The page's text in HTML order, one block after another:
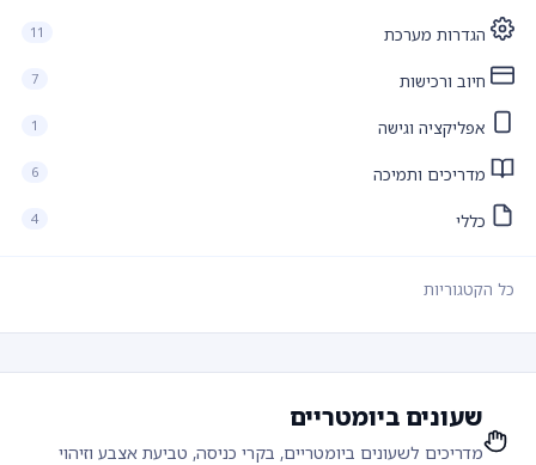
הגדרות מערכת 11
חיוב ורכישות 7
אפליקציה וגישה 1
מדריכים ותמיכה 6
כללי 4
כל הקטגוריות
שעונים ביומטריים
מדריכים לשעונים ביומטריים, בקרי כניסה, טביעת אצבע וזיהוי